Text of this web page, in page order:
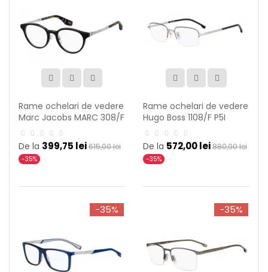
Rame ochelari de vedere
Marc Jacobs MARC 308/F
SZE
De la 399,75 lei615,00 lei
-35%
Rame ochelari de vedere
Hugo Boss 1108/F P5I
De la 572,00 lei880,00 lei
-35%
-35% -35%